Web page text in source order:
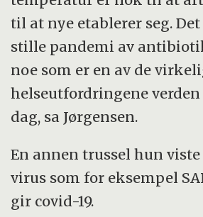
til at nye etablerer seg.
stille pandemi av
noe som er en av de
helseutfordringene
dag, sa Jørgensen.
En annen trussel hun
virus som for eksempel
gir covid-19.